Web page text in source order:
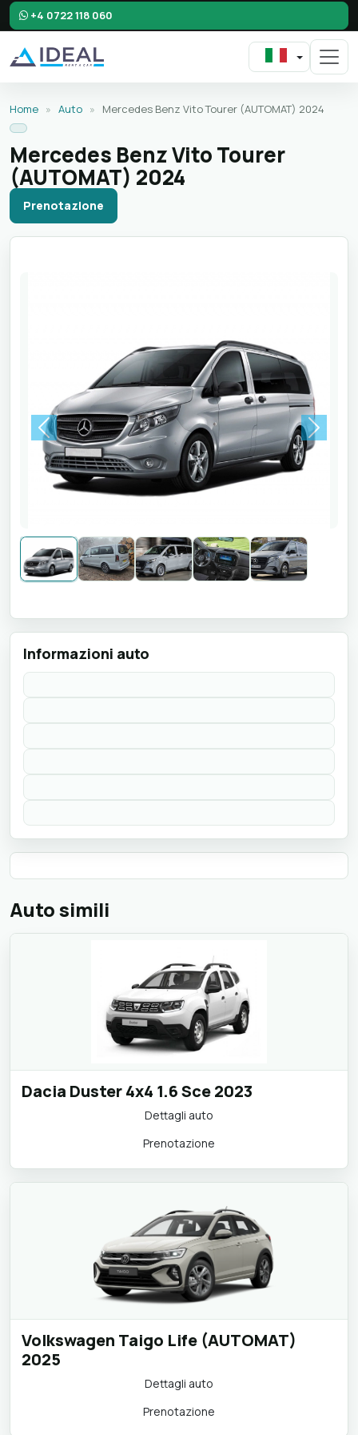
+4 0722 118 060
Home » Auto » Mercedes Benz Vito Tourer (AUTOMAT) 2024
Mercedes Benz Vito Tourer
(AUTOMAT) 2024
Prenotazione
Previous Next
Informazioni auto
Auto simili
Dacia Duster 4x4 1.6 Sce 2023
Dettagli auto
Prenotazione
Volkswagen Taigo Life (AUTOMAT)
2025
Dettagli auto
Prenotazione